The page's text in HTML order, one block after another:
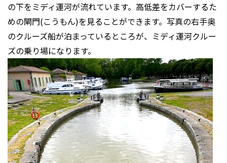
の下をミディ運河が流れています。高低差をカバーするた
めの閘門(こうもん)を見ることができます。写真の右手奥
のクルーズ船が泊まっているところが、ミディ運河クルー
ズの乗り場になります。